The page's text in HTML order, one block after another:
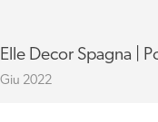
Elle Decor Spagna |
Giu 2022